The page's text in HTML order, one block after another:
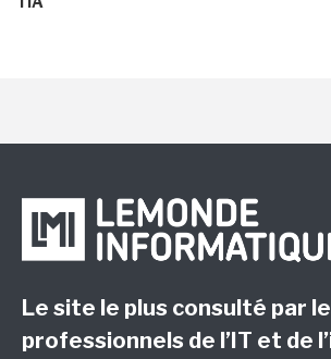
Le site le plus consulté par
professionnels de l’IT et de